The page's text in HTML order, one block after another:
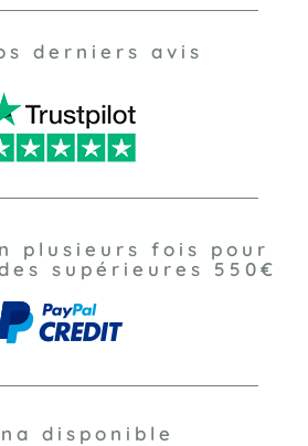
derniers avis
plusieurs fois pour
supérieures 550€
disponible